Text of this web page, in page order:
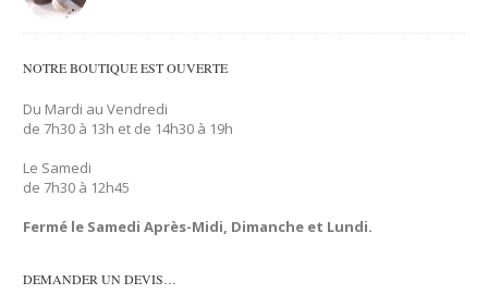
NOTRE BOUTIQUE EST OUVERTE
Du Mardi au Vendredi
de 7h30 à 13h et de 14h30 à 19h
Le Samedi
de 7h30 à 12h45
Fermé le Samedi Après-Midi, Dimanche et Lundi.
DEMANDER UN DEVIS…